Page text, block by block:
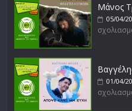
Μάνος
05/04/
01/04/